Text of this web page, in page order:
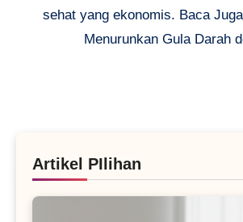
sehat yang ekonomis. Baca
Menurunkan Gula Darah
Artikel PIlihan